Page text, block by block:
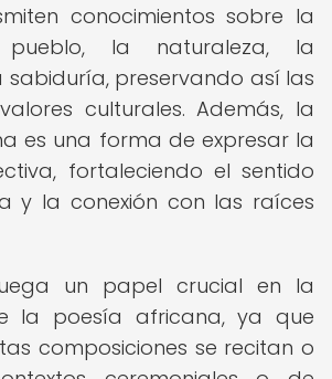
conocimientos sobre la
la naturaleza, la
preservando así las
culturales. Además, la
es una forma de expresar la
fortaleciendo el sentido
y la conexión con las raíces
un papel crucial en la
la poesía africana, ya que
composiciones se recitan o